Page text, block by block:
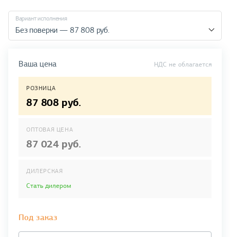
Вариант исполнения
Без поверки — 87 808 руб.
Ваша цена НДС не облагается
РОЗНИЦА
87 808 руб.
ОПТОВАЯ ЦЕНА
87 024 руб.
ДИЛЕРСКАЯ
Стать дилером
Под заказ